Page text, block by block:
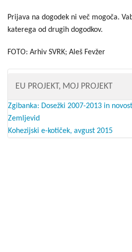
Prijava na dogodek ni več mogoča.
katerega od drugih dogodkov.
FOTO: Arhiv SVRK; Aleš Fevžer
EU PROJEKT, MOJ PROJEKT
Zgibanka: Dosežki 2007-2013 in
Zemljevid
Kohezijski e-kotiček, avgust 2015